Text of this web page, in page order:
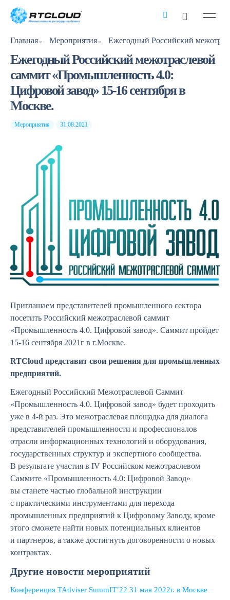
Главная Мероприятия
Ежегодный Российский межотраслевой
саммит «Промышленность 4.0:
Цифровой завод» 15-16 сентября в
Москве.
Мероприятия 31.08.2021
Приглашаем представителей промышленного сектора
посетить Российский межотраслевой саммит
«Промышленность 4.0. Цифровой завод». Саммит пройдет
15-16 сентября 2021г в г.Москве.
RTCloud представит свои решения для промышленных
предприятий.
Ежегодный Российский Межотраслевой Саммит
«Промышленность 4.0. Цифровой завод» будет проходить
уже в 4-й раз. Это межотраслевая площадка для диалога
представителей промышленности и профессионалов
отрасли информационных технологий и оборудования,
государственных структур и экспертного сообщества.
В результате участия в IV Российском межотраслевом
Саммите «Промышленность 4.0: Цифровой Завод»
вы станете частью глобальной инструкции
с практическими инструментами для перехода
промышленных предприятий к Цифровому Заводу, кроме
этого сможете найти новых потенциальных клиентов
и партнеров, а также достигнуть договоренности о новых
контрактах.
Другие новости мероприятий
Конференция TAdviser SummIT’22 31 мая 2022г. в Москве